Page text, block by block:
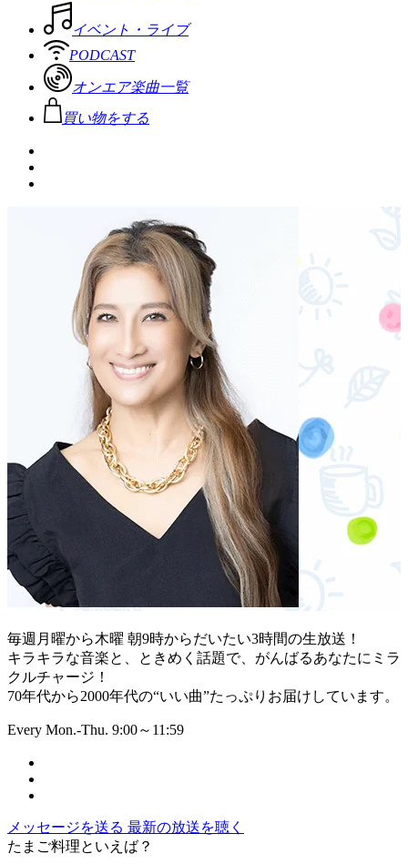
イベント・ライブ
PODCAST
オンエア楽曲一覧
買い物をする
毎週月曜から木曜 朝9時からだいたい3時間の生放送！
キラキラな音楽と、ときめく話題で、がんばるあなたにミラ
クルチャージ！
70年代から2000年代の“いい曲”たっぷりお届けしています。
Every Mon.-Thu. 9:00～11:59
メッセージを送る 最新の放送を聴く
たまご料理といえば？